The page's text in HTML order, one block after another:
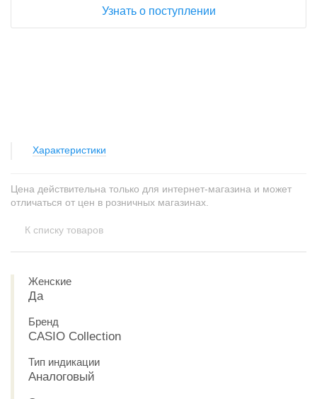
Характеристики
Узнать о поступлении
Цена действительна только для интернет-магазина и может
отличаться от цен в розничных магазинах.
К списку товаров
Женские
Да
Бренд
CASIO Collection
Тип индикации
Аналоговый